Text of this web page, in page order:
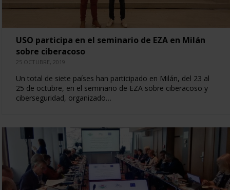
USO participa en el seminario de EZA en Milán
sobre ciberacoso
25 OCTUBRE, 2019
Un total de siete países han participado en Milán, del 23 al
25 de octubre, en el seminario de EZA sobre ciberacoso y
ciberseguridad, organizado…